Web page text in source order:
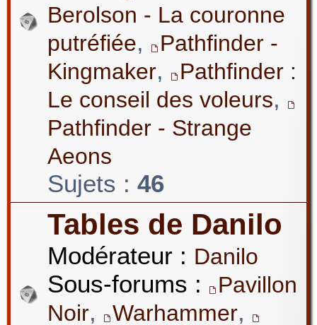
Berolson - La couronne
putréfiée,
Pathfinder -
Kingmaker,
Pathfinder :
Le conseil des voleurs,
Pathfinder - Strange
Aeons
Sujets : 46
Tables de Danilo
Modérateur : Danilo
Sous-forums :
Pavillon
Noir, Warhammer,